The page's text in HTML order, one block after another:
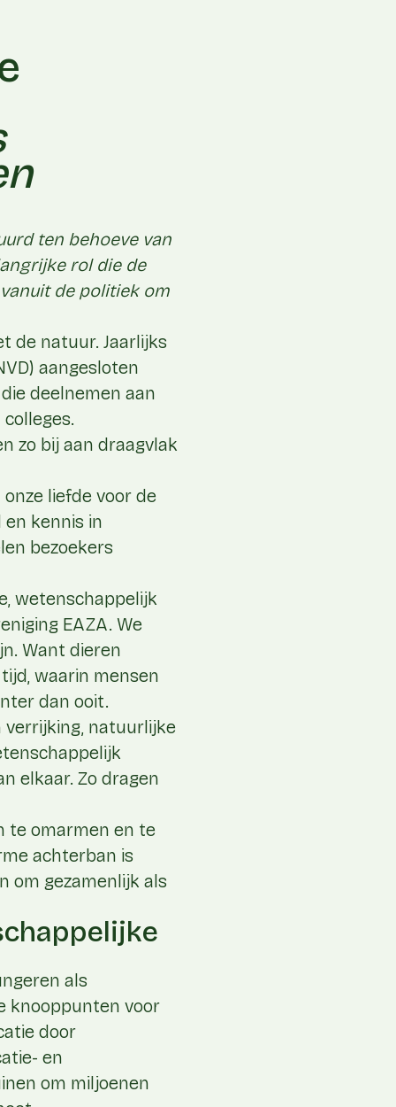
ten behoeve van
rol die de
de politiek om
de natuur. Jaarlijks
aangesloten
deelnemen aan
zo bij aan draagvlak
liefde voor de
kennis in
bezoekers
wetenschappelijk
EAZA. We
Want dieren
waarin mensen
dan ooit.
verrijking, natuurlijke
elkaar. Zo dragen
te omarmen en te
achterban is
om gezamenlijk als
als
knooppunten voor
door
en
om miljoenen